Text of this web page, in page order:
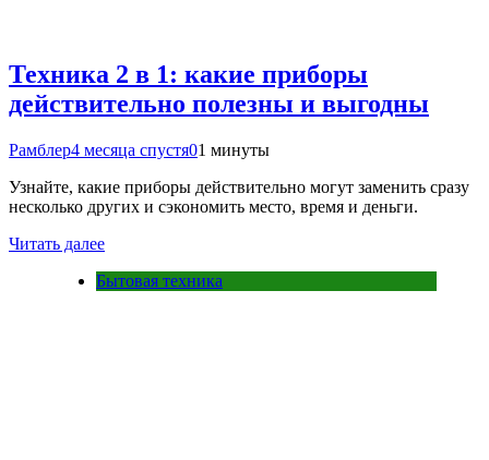
Техника 2 в 1: какие приборы
действительно полезны и выгодны
Рамблер4 месяца спустя01 минуты
Узнайте, какие приборы действительно могут заменить сразу
несколько других и сэкономить место, время и деньги.
Читать далее
Бытовая техника